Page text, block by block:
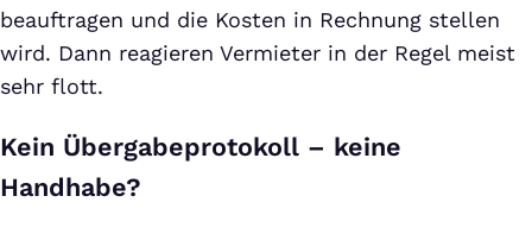
beauftragen und die Kosten in Rechnung stellen
wird. Dann reagieren Vermieter in der Regel meist
sehr flott.
Kein Übergabeprotokoll – keine
Handhabe?